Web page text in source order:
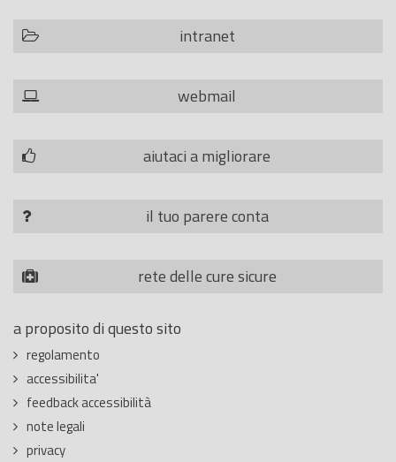
intranet
webmail
aiutaci a migliorare
il tuo parere conta
rete delle cure sicure
a proposito di questo sito
regolamento
accessibilita'
feedback accessibilità
note legali
privacy